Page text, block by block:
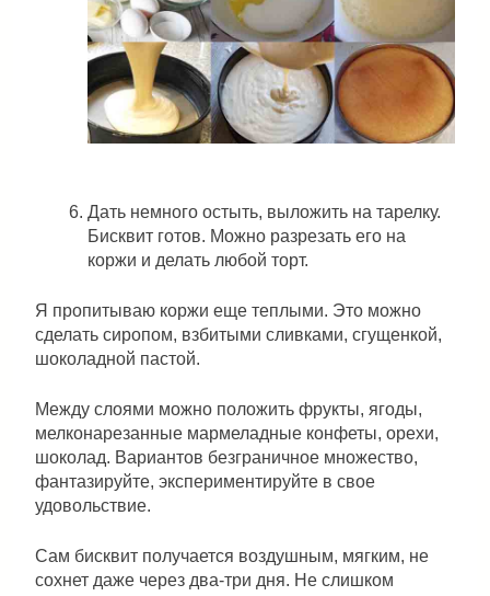
Дать немного остыть, выложить на тарелку.
Бисквит готов. Можно разрезать его на
коржи и делать любой торт.
Я пропитываю коржи еще теплыми. Это можно
сделать сиропом, взбитыми сливками, сгущенкой,
шоколадной пастой.
Между слоями можно положить фрукты, ягоды,
мелконарезанные мармеладные конфеты, орехи,
шоколад. Вариантов безграничное множество,
фантазируйте, экспериментируйте в свое
удовольствие.
Сам бисквит получается воздушным, мягким, не
сохнет даже через два-три дня. Не слишком